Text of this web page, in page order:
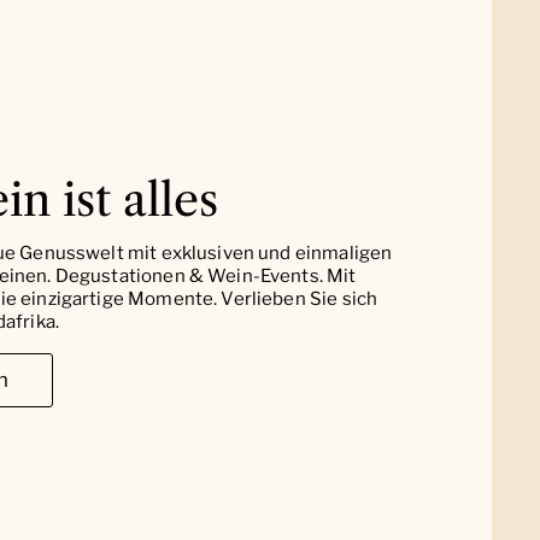
ist alles
Genusswelt mit exklusiven und einmaligen
Degustationen & Wein-Events. Mit
einzigartige Momente. Verlieben Sie sich